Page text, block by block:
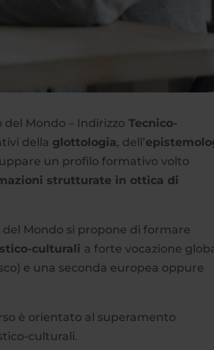
Mondo – Indirizzo Tecnico-
della glottologia, dell’
un profilo formativo volto
strutturate in ottica di
Mondo si propone di formare
culturali a forte vocazione
e una seconda europea oppure
è orientato al superamento
culturali.